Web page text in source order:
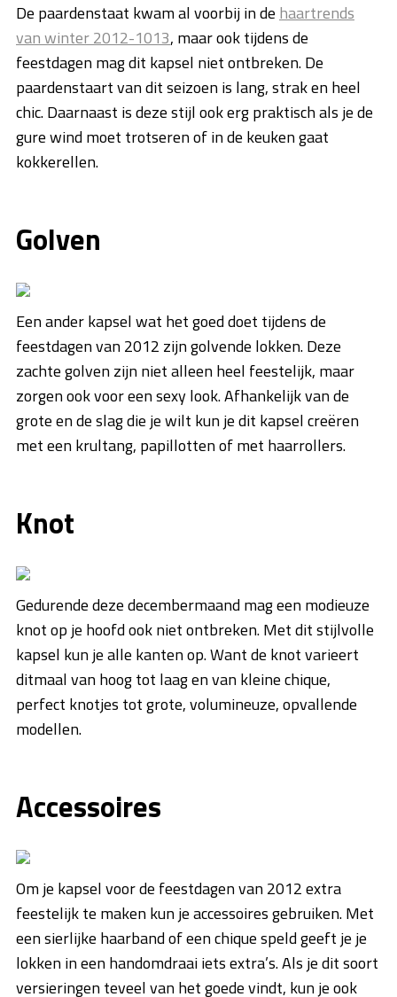
De paardenstaat kwam al voorbij in de haartrends
van winter 2012-1013, maar ook tijdens de
feestdagen mag dit kapsel niet ontbreken. De
paardenstaart van dit seizoen is lang, strak en heel
chic. Daarnaast is deze stijl ook erg praktisch als je de
gure wind moet trotseren of in de keuken gaat
kokkerellen.
Golven
Een ander kapsel wat het goed doet tijdens de
feestdagen van 2012 zijn golvende lokken. Deze
zachte golven zijn niet alleen heel feestelijk, maar
zorgen ook voor een sexy look. Afhankelijk van de
grote en de slag die je wilt kun je dit kapsel creëren
met een krultang, papillotten of met haarrollers.
Knot
Gedurende deze decembermaand mag een modieuze
knot op je hoofd ook niet ontbreken. Met dit stijlvolle
kapsel kun je alle kanten op. Want de knot varieert
ditmaal van hoog tot laag en van kleine chique,
perfect knotjes tot grote, volumineuze, opvallende
modellen.
Accessoires
Om je kapsel voor de feestdagen van 2012 extra
feestelijk te maken kun je accessoires gebruiken. Met
een sierlijke haarband of een chique speld geeft je je
lokken in een handomdraai iets extra’s. Als je dit soort
versieringen teveel van het goede vindt, kun je ook